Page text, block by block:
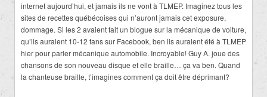
internet aujourd’hui, et jamais ils ne vont à TLMEP. Imaginez tous les
sites de recettes québécoises qui n’auront jamais cet exposure,
dommage. Si les 2 avaient fait un blogue sur la mécanique de voiture,
qu’ils auraient 10-12 fans sur Facebook, ben ils auraient été à TLMEP
hier pour parler mécanique automobile. Incroyable! Guy A. joue des
chansons de son nouveau disque et elle braille… ça va ben. Quand
la chanteuse braille, t’imagines comment ça doit être déprimant?